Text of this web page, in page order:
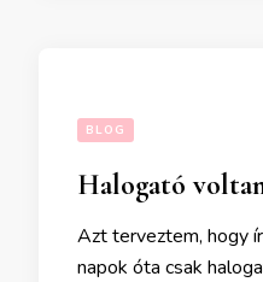
BLOG
Halogató
Azt terveztem, hogy
napok óta csak